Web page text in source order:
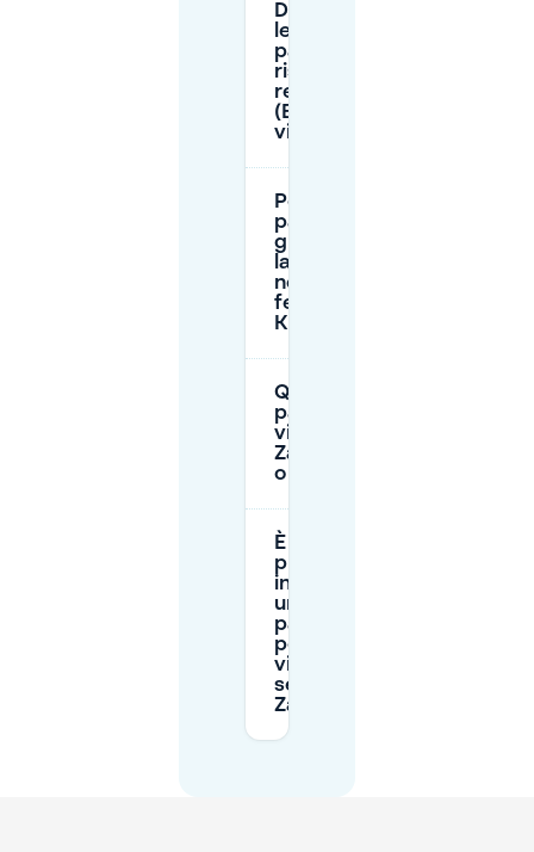
Dove si applicano
le regole di
parcheggio
riservato ai
residenti
(Bewohnerparken)
vicino a Kin Za?
Posso
parcheggiare
gratuitamente
la domenica o
nei giorni
festivi vicino a
Kin Za?
Quanto costa
parcheggiare
vicino a Kin
Za—in strada
o in garage?
È più facile
prenotare
in anticipo
un
parcheggio
per una
visita
serale a Kin
Za?